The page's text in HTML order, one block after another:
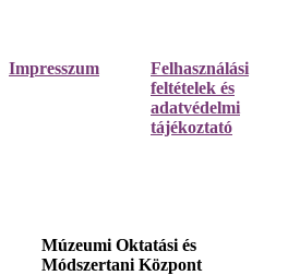
Impresszum
Felhasználási
feltételek és
adatvédelmi
tájékoztató
Múzeumi Oktatási és
Módszertani Központ